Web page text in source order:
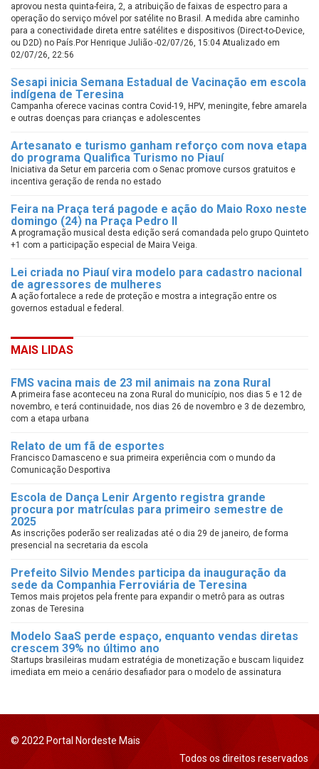
aprovou nesta quinta-feira, 2, a atribuição de faixas de espectro para a
operação do serviço móvel por satélite no Brasil. A medida abre caminho
para a conectividade direta entre satélites e dispositivos (Direct-to-Device,
ou D2D) no País.Por Henrique Julião -02/07/26, 15:04 Atualizado em
02/07/26, 22:56
Sesapi inicia Semana Estadual de Vacinação em escola
indígena de Teresina
Campanha oferece vacinas contra Covid-19, HPV, meningite, febre amarela
e outras doenças para crianças e adolescentes
Artesanato e turismo ganham reforço com nova etapa
do programa Qualifica Turismo no Piauí
Iniciativa da Setur em parceria com o Senac promove cursos gratuitos e
incentiva geração de renda no estado
Feira na Praça terá pagode e ação do Maio Roxo neste
domingo (24) na Praça Pedro II
A programação musical desta edição será comandada pelo grupo Quinteto
+1 com a participação especial de Maira Veiga.
Lei criada no Piauí vira modelo para cadastro nacional
de agressores de mulheres
A ação fortalece a rede de proteção e mostra a integração entre os
governos estadual e federal.
MAIS LIDAS
FMS vacina mais de 23 mil animais na zona Rural
A primeira fase aconteceu na zona Rural do município, nos dias 5 e 12 de
novembro, e terá continuidade, nos dias 26 de novembro e 3 de dezembro,
com a etapa urbana
Relato de um fã de esportes
Francisco Damasceno e sua primeira experiência com o mundo da
Comunicação Desportiva
Escola de Dança Lenir Argento registra grande
procura por matrículas para primeiro semestre de
2025
As inscrições poderão ser realizadas até o dia 29 de janeiro, de forma
presencial na secretaria da escola
Prefeito Silvio Mendes participa da inauguração da
sede da Companhia Ferroviária de Teresina
Temos mais projetos pela frente para expandir o metrô para as outras
zonas de Teresina
Modelo SaaS perde espaço, enquanto vendas diretas
crescem 39% no último ano
Startups brasileiras mudam estratégia de monetização e buscam liquidez
imediata em meio a cenário desafiador para o modelo de assinatura
© 2022 Portal Nordeste Mais
Todos os direitos reservados